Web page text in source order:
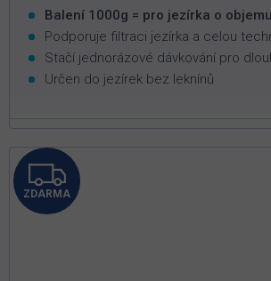
Balení 1000g = pro jezírka o
Podporuje filtraci jezírka a celou
Stačí jednorázové dávkování pro
Určen do jezírek bez leknínů
Z
D
ZDARMA